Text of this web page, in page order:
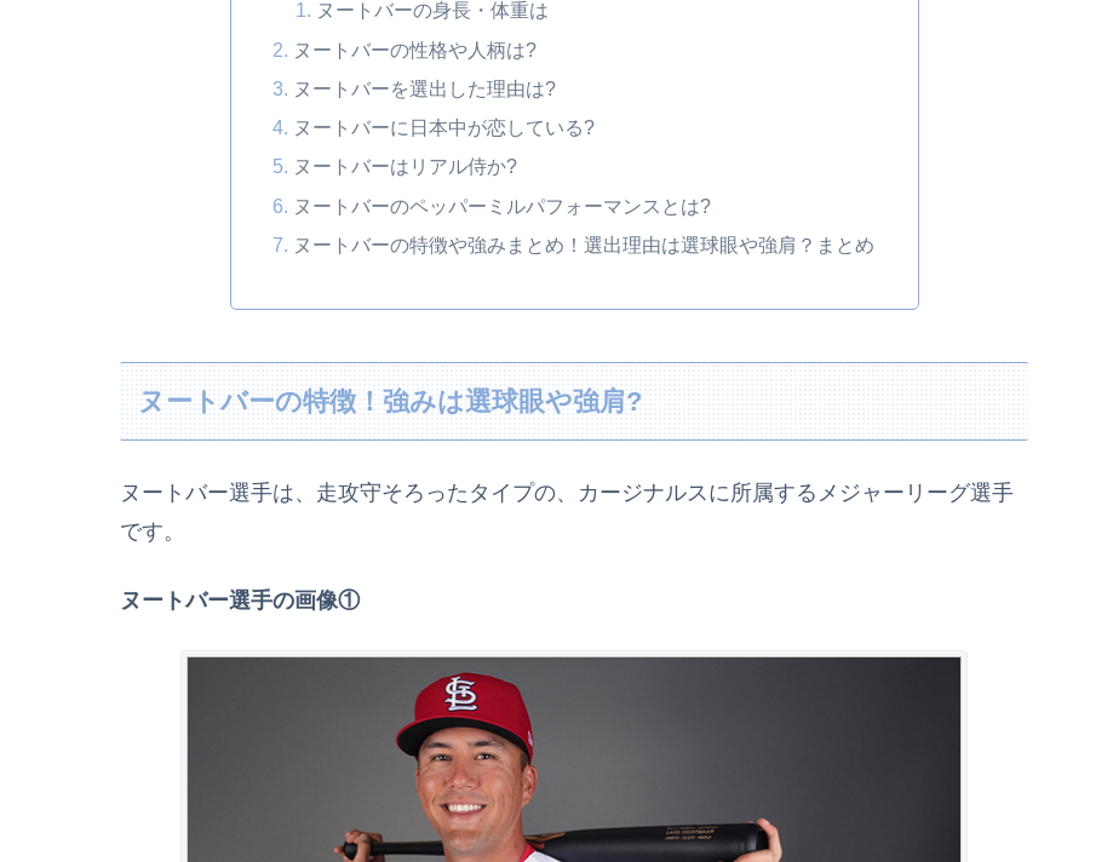
ヌートバーの身長・体重は
ヌートバーの性格や人柄は?
ヌートバーを選出した理由は?
ヌートバーに日本中が恋している?
ヌートバーはリアル侍か?
ヌートバーのペッパーミルパフォーマンスとは?
ヌートバーの特徴や強みまとめ！選出理由は選球眼や強肩？まとめ
ヌートバーの特徴！強みは選球眼や強肩?
ヌートバー選手は、走攻守そろったタイプの、カージナルスに所属するメジャーリーグ選手
です。
ヌートバー選手の画像①